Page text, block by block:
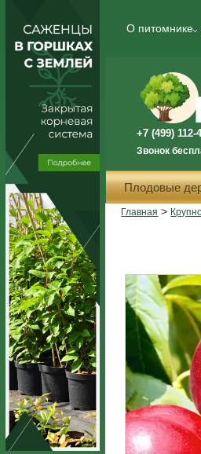
О питомнике
+7 (499) 112-
Звонок
Плодовые
Главная >